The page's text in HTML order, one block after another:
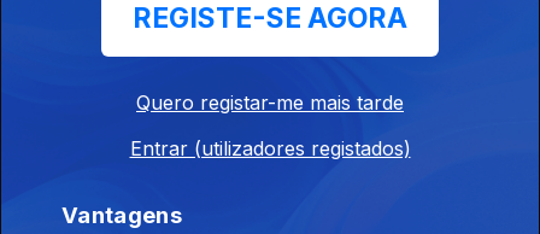
Fausto - "Velas e Navios Sobre Águas"
REGISTE-SE AGORA
Quero registar-me mais tarde
Entrar (utilizadores registados)
Vantagens